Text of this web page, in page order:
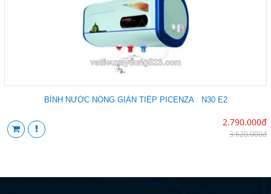
BÌNH NƯỚC NÓNG GIÁN TIẾP PICENZA N30 E2
2.790.000đ
3.620.000đ